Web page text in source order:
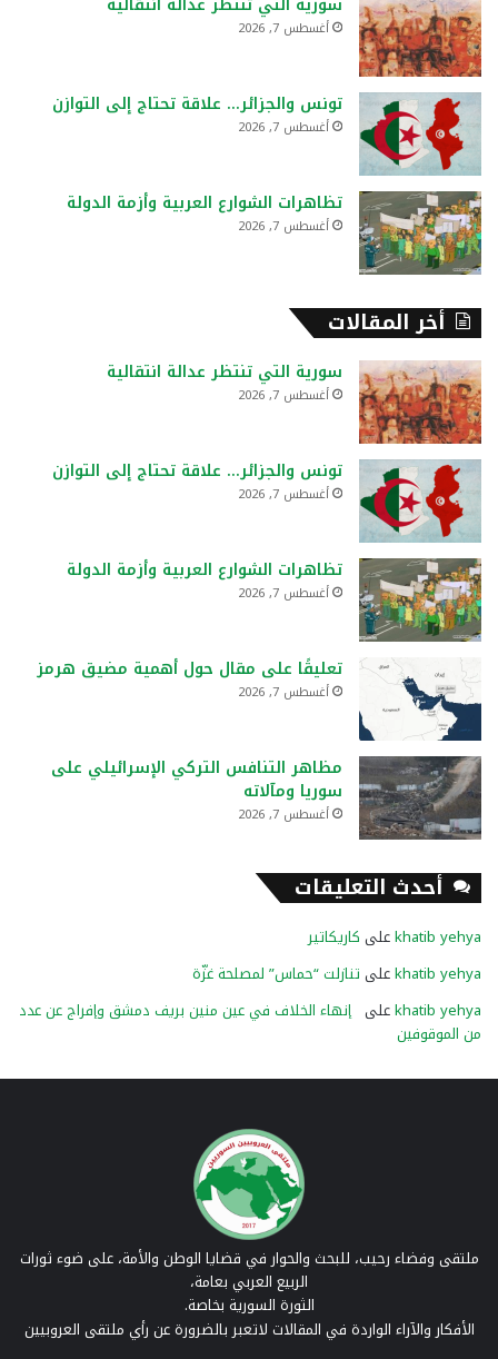
ن
أغسطس 7, 2026
تونس والجزائر… علاقة تحتاج إلى التوازن
أغسطس 7, 2026
تظاهرات الشوارع العربية وأزمة الدولة
أغسطس 7, 2026
أخر المقالات
سورية التي تنتظر عدالة انتقالية
أغسطس 7, 2026
تونس والجزائر… علاقة تحتاج إلى التوازن
أغسطس 7, 2026
تظاهرات الشوارع العربية وأزمة الدولة
أغسطس 7, 2026
تعليقًا على مقال حول أهمية مضيق هرمز
أغسطس 7, 2026
مظاهر التنافس التركي الإسرائيلي على
سوريا ومآلاته
أغسطس 7, 2026
أحدث التعليقات
khatib yehyaعلى كاريكاتير
khatib yehyaعلى تنازلت “حماس” لمصلحة غزّة
khatib yehyaعلى إنهاء الخلاف في عين منين بريف دمشق وإفراج عن عدد
من الموقوفين
ملتقى وفضاء رحيب، للبحث والحوار في قضايا الوطن والأمة، على ضوء ثورات
الربيع العربي بعامة،
الثورة السورية بخاصة.
الأفكار والآراء الواردة في المقالات لاتعبر بالضرورة عن رأي ملتقى العروبيين